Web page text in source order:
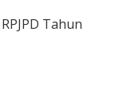
Tahun